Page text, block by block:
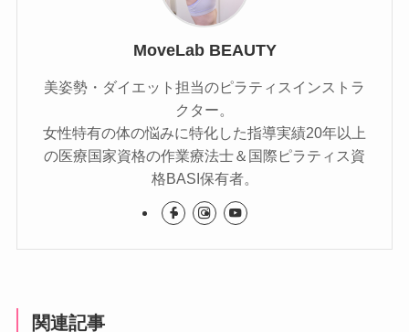
MoveLab BEAUTY
美姿勢・ダイエット担当のピラティスインストラ
クター。
女性特有の体の悩みに特化した指導実績20年以上
の医療国家資格の作業療法士＆国際ピラティス資
格BASI保有者。
関連記事